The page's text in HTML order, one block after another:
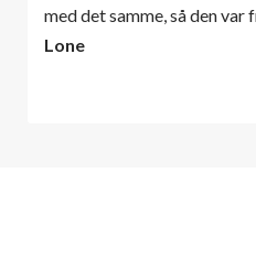
med det samme, så den var
Lone